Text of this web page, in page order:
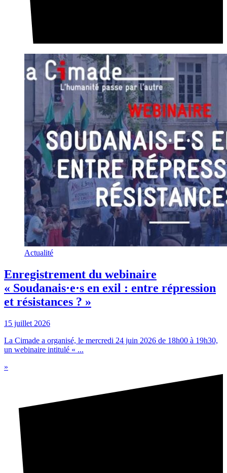
Actualité
Enregistrement du webinaire
« Soudanais·e·s en exil : entre répression
et résistances ? »
15 juillet 2026
La Cimade a organisé, le mercredi 24 juin 2026 de 18h00 à 19h30,
un webinaire intitulé « ...
»